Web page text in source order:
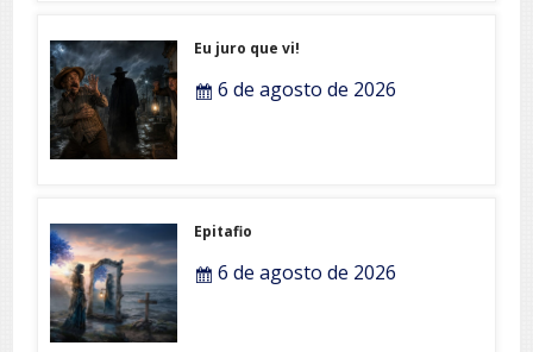
Eu juro que vi!
6 de agosto de 2026
Epitafio
6 de agosto de 2026